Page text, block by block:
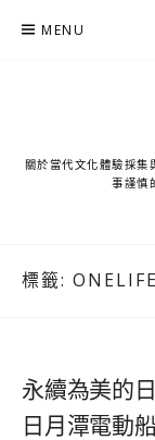
MENU
關於當代文化體驗採集
事謹慎
標籤: ONELIFE
永續為美的
日月潭電動